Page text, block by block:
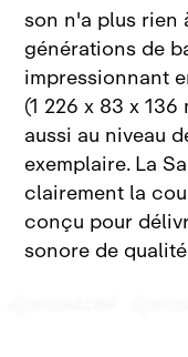
son n'a plus rien
générations de
impressionnant
(1 226 x 83 x
aussi au niveau
exemplaire. La
clairement la
conçu pour
sonore de